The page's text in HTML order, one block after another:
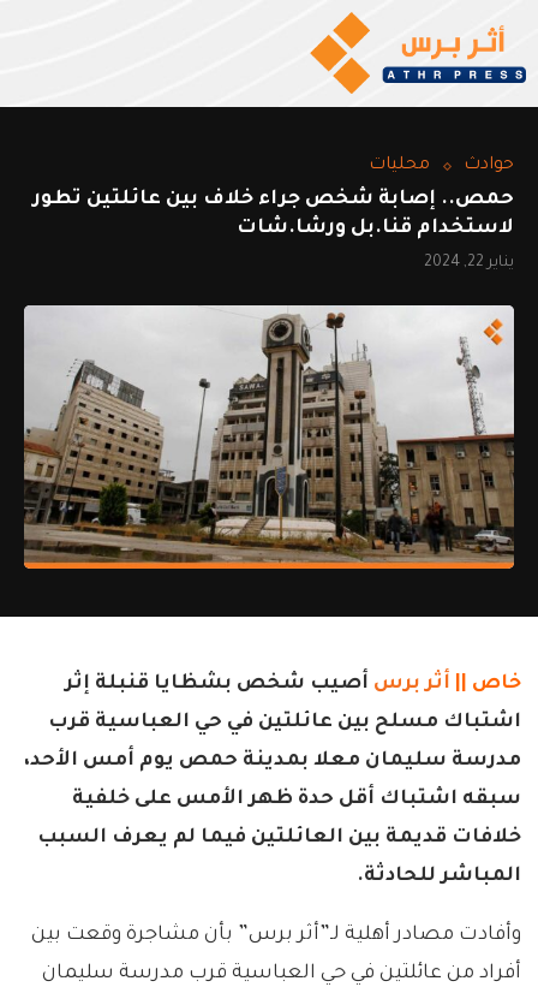
حوادث محليات
حمص.. إصابة شخص جراء خلاف بين عائلتين تطور
لاستخدام قنا.بل ورشا.شات
يناير 22, 2024
خاص || أثر برس أصيب شخص بشظايا قنبلة إثر
اشتباك مسلح بين عائلتين في حي العباسية قرب
مدرسة سليمان معلا بمدينة حمص يوم أمس الأحد،
سبقه اشتباك أقل حدة ظهر الأمس على خلفية
خلافات قديمة بين العائلتين فيما لم يعرف السبب
المباشر للحادثة.
وأفادت مصادر أهلية لـ”أثر برس” بأن مشاجرة وقعت بين
أفراد من عائلتين في حي العباسية قرب مدرسة سليمان